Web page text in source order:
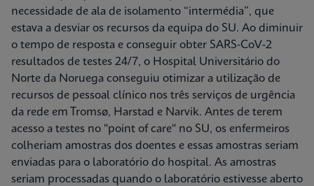
necessidade de ala de isolamento “intermédia”, que
estava a desviar os recursos da equipa do SU. Ao diminuir
o tempo de resposta e conseguir obter SARS-CoV-2
resultados de testes 24/7, o Hospital Universitário do
Norte da Noruega conseguiu otimizar a utilização de
recursos de pessoal clínico nos três serviços de urgência
da rede em Tromsø, Harstad e Narvik. Antes de terem
acesso a testes no "point of care" no SU, os enfermeiros
colheriam amostras dos doentes e essas amostras seriam
enviadas para o laboratório do hospital. As amostras
seriam processadas quando o laboratório estivesse aberto